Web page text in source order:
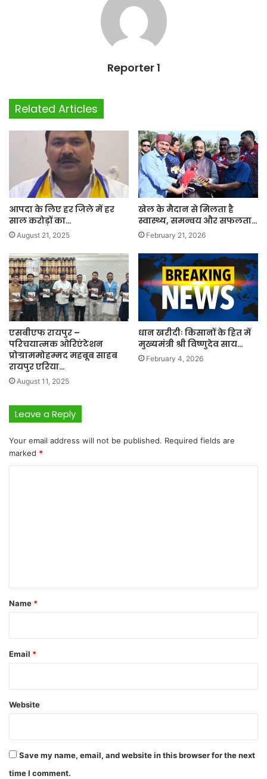
Reporter 1
Related Articles
आपदा के लिए हर जिले में हर
साल करोड़ों का…
August 21, 2025
खेल के मैदान से मिलता है
स्वास्थ्य, समन्वय और सफलता…
February 21, 2026
एसबीएफ रायपुर –
परिचयात्मक ओरिएंटेशन
प्रोग्राममोहम्मद महबूब साहब
रायपुर एरिया…
August 11, 2025
धान खरीदीः किसानों के हित में
मुख्यमंत्री श्री विष्णुदेव साय…
February 4, 2026
Leave a Reply
Your email address will not be published. Required fields are
marked *
*
Name *
Email *
Website
Save my name, email, and website in this browser for the next
time I comment.